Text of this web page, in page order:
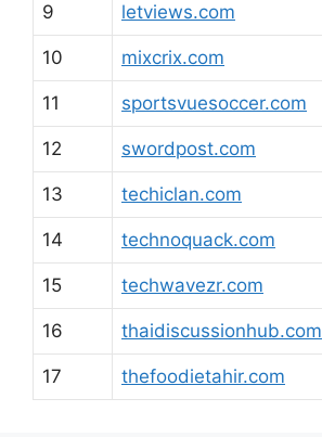
9 letviews.com
10 mixcrix.com
11 sportsvuesoccer.com
12 swordpost.com
13 techiclan.com
14 technoquack.com
15 techwavezr.com
16 thaidiscussionhub.com
17 thefoodietahir.com